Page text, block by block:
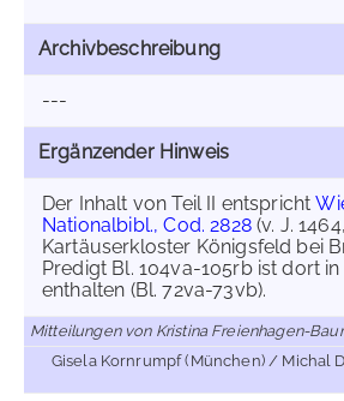
Archivbeschreibung
---
Ergänzender Hinweis
Der Inhalt von Teil II entspricht
Nationalbibl., Cod. 2828(v. J.
Kartäuserkloster Königsfeld bei
Predigt Bl. 104va-105rb ist dort
enthalten (Bl. 72va-73vb).
Mitteilungen von Kristina Freienhagen-
Gisela Kornrumpf (München) / Michal